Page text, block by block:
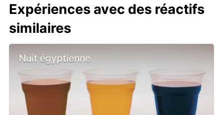
Expériences avec des réactifs
similaires
Nuit égyptienne